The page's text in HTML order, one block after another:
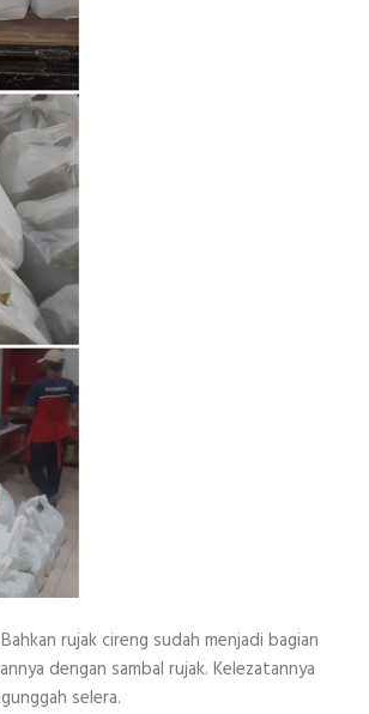
rujak cireng sudah menjadi bagian
dengan sambal rujak. Kelezatannya
selera.